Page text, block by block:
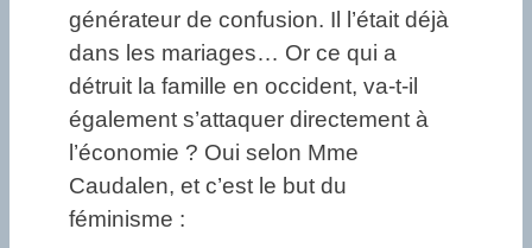
générateur de confusion. Il l’était déjà
dans les mariages… Or ce qui a
détruit la famille en occident, va-t-il
également s’attaquer directement à
l’économie ? Oui selon Mme
Caudalen, et c’est le but du
féminisme :